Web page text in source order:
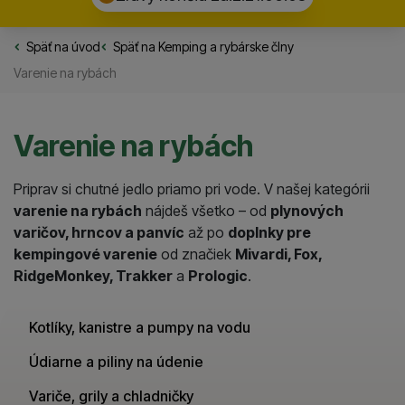
Späť na úvodRybarske.sk
Späť na Kemping a rybárske člny
Varenie na rybách
Varenie na rybách
Priprav si chutné jedlo priamo pri vode. V našej kategórii
varenie na rybách nájdeš všetko – od plynových
varičov, hrncov a panvíc až po doplnky pre
kempingové varenie od značiek Mivardi, Fox,
RidgeMonkey, Trakker a Prologic.
Kotlíky, kanistre a pumpy na vodu
Údiarne a piliny na údenie
Variče, grily a chladničky